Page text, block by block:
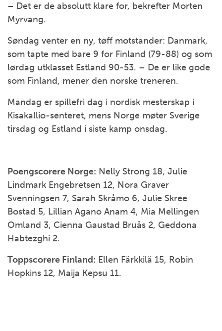
– Det er de absolutt klare for, bekrefter Morten
Myrvang.
Søndag venter en ny, tøff motstander: Danmark,
som tapte med bare 9 for Finland (79-88) og som
lørdag utklasset Estland 90-53. – De er like gode
som Finland, mener den norske treneren.
Mandag er spillefri dag i nordisk mesterskap i
Kisakallio-senteret, mens Norge møter Sverige
tirsdag og Estland i siste kamp onsdag.
Poengscorere Norge: Nelly Strong 18, Julie
Lindmark Engebretsen 12, Nora Graver
Svenningsen 7, Sarah Skråmo 6, Julie Skree
Bostad 5, Lillian Agano Anam 4, Mia Mellingen
Omland 3, Cienna Gaustad Bruås 2, Geddona
Habtezghi 2.
Toppscorere Finland: Ellen Färkkilä 15, Robin
Hopkins 12, Maija Kepsu 11.